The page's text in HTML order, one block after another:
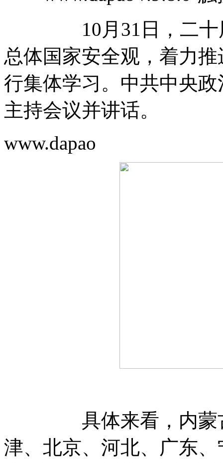
10月31日，二十届
总体国家安全观，着力
行集体学习。中共中央
主持会议并讲话。
www.dapao
具体来看，内蒙古
津、北京、河北、广东